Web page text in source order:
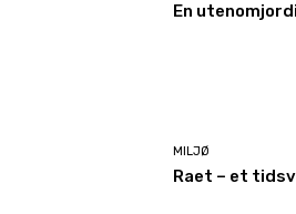
En
MILJØ
Raet – et